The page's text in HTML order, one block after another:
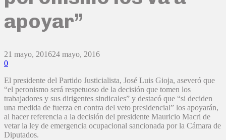
apoyar”
21 mayo, 201624 mayo, 2016
0
El presidente del Partido Justicialista, José Luis Gioja, aseveró que
“el peronismo será respetuoso de la decisión que tomen los
trabajadores y sus dirigentes sindicales” y destacó que “si deciden
una medida de fuerza en contra del veto presidencial” los apoyarán,
al hacer referencia a la decisión del presidente Mauricio Macri de
vetar la ley de emergencia ocupacional sancionada por la Cámara de
Diputados.